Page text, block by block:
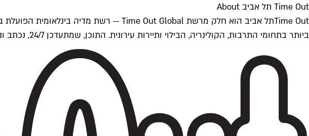
Time Out תל אביב About
ביותר בתחומי התרבות, הקולינריה, הבילוי ותיירות עירונית. התוכן, שמתעדכן 24/7, נכתב ונערך על ידי צוות עיתונאים מקצועי מקומי בישראל, בהתאם לסטנדרטים של Time Out העולמית.